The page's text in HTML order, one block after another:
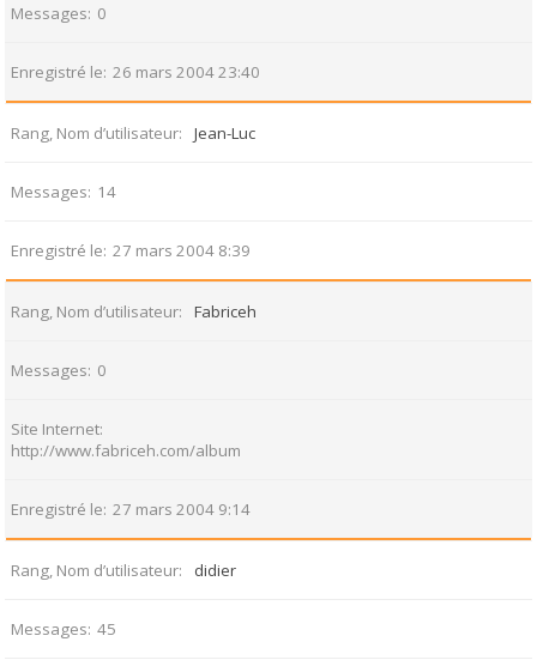
Messages 0
Enregistré le 26 mars 2004 23:40
Rang, Nom d’utilisateur Jean-Luc
Messages 14
Enregistré le 27 mars 2004 8:39
Rang, Nom d’utilisateur Fabriceh
Messages 0
Site Internet
http://www.fabriceh.com/album
Enregistré le 27 mars 2004 9:14
Rang, Nom d’utilisateur didier
Messages 45